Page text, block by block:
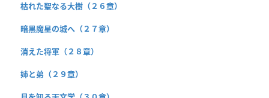
枯れた聖なる大樹（２６章）
暗黒魔星の城へ（２７章）
消えた将軍（２８章）
姉と弟（２９章）